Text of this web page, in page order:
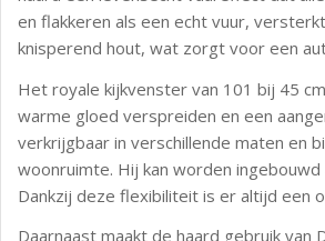
en flakkeren als een echt vuur,
knisperend hout, wat zorgt voor een
Het royale kijkvenster van 101 bij 45
warme gloed verspreiden en een
verkrijgbaar in verschillende maten en
woonruimte. Hij kan worden
Dankzij deze flexibiliteit is er altijd een
Daarnaast maakt de haard gebruik